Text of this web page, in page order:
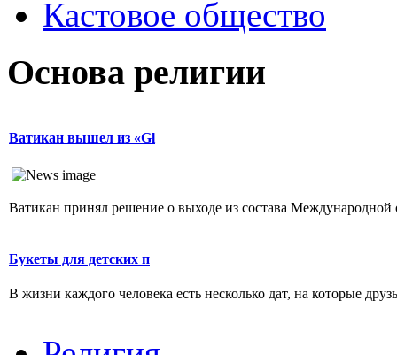
Кастовое общество
Основа религии
Ватикан вышел из «Gl
Ватикан принял решение о выходе из состава
Букеты для детских п
В жизни каждого человека есть несколько дат, на которые